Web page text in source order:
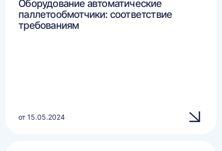
Оборудование автоматические
паллетообмотчики: соответствие
требованиям
от 15.05.2024